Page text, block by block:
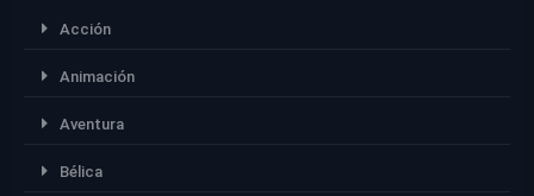
Acción
Animación
Aventura
Bélica